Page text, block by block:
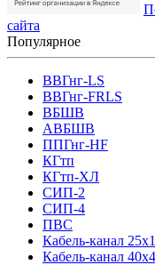
сайта
Популярное
ВВГнг-LS
ВВГнг-FRLS
ВБШВ
АВБШВ
ППГнг-HF
КГтп
КГтп-ХЛ
СИП-2
СИП-4
ПВС
Кабель-канал
Кабель-канал